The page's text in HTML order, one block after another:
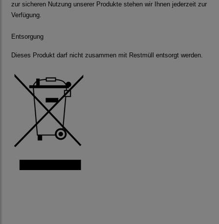
zur sicheren Nutzung unserer Produkte stehen wir Ihnen jederzeit zur
Verfügung.
Entsorgung
Dieses Produkt darf nicht zusammen mit Restmüll entsorgt werden.